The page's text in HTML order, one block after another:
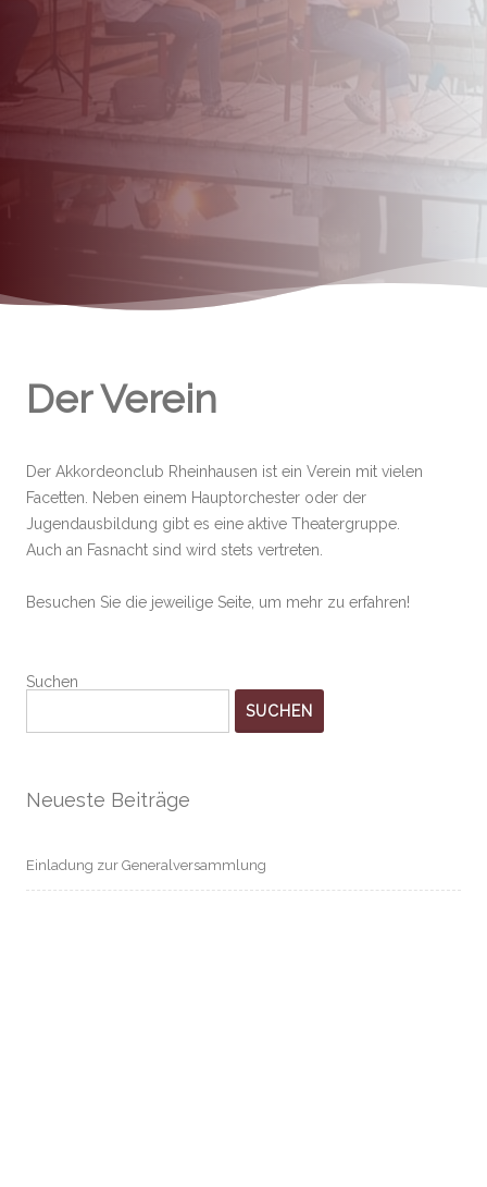
Der Verein
Der Akkordeonclub Rheinhausen ist ein Verein mit vielen
Facetten. Neben einem Hauptorchester oder der
Jugendausbildung gibt es eine aktive Theatergruppe.
Auch an Fasnacht sind wird stets vertreten.
Besuchen Sie die jeweilige Seite, um mehr zu erfahren!
Suchen
SUCHEN
Neueste Beiträge
Einladung zur Generalversammlung